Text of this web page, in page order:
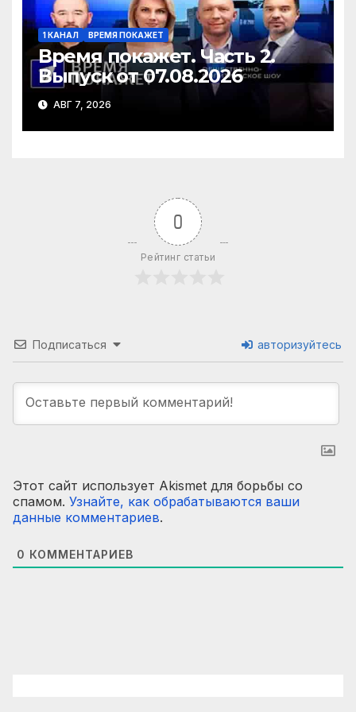
1 КАНАЛ ВРЕМЯ ПОКАЖЕТ
Время покажет. Часть 2.
Выпуск от 07.08.2026
АВГ 7, 2026
0
Рейтинг статьи
Подписаться авторизуйтесь
Этот сайт использует Akismet для борьбы со
спамом. Узнайте, как обрабатываются ваши
данные комментариев.
0 КОММЕНТАРИЕВ